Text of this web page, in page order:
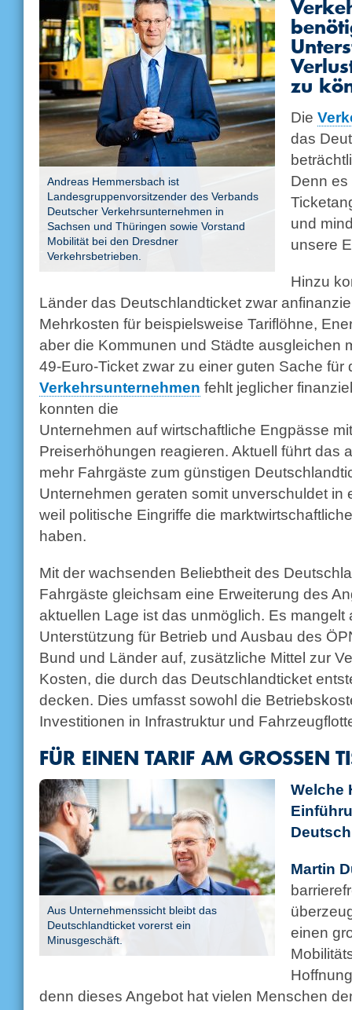
Andreas Hemmersbach ist
Landesgruppenvorsitzender des Verbands
Deutscher Verkehrsunternehmen in
Sachsen und Thüringen sowie Vorstand
Mobilität bei den Dresdner
Verkehrsbetrieben.
zu
Die
das
Denn
und
unsere
Hinzu
Länder das Deutschlandticket zwar
Mehrkosten für beispielsweise Tariflöhne,
aber die Kommunen und Städte ausgleichen
49-Euro-Ticket zwar zu einer guten Sache für
Verkehrsunternehmen fehlt jeglicher
konnten die
Unternehmen auf wirtschaftliche Engpässe
Preiserhöhungen reagieren. Aktuell führt das
mehr Fahrgäste zum günstigen
Unternehmen geraten somit unverschuldet in
weil politische Eingriffe die
haben.
Mit der wachsenden Beliebtheit des
Fahrgäste gleichsam eine Erweiterung des
aktuellen Lage ist das unmöglich. Es mangelt
Unterstützung für Betrieb und Ausbau des
Bund und Länder auf, zusätzliche Mittel zur
Kosten, die durch das Deutschlandticket
decken. Dies umfasst sowohl die
Investitionen in Infrastruktur und
FÜR EINEN TARIF AM GROSSEN
Aus Unternehmenssicht bleibt das
Deutschlandticket vorerst ein
Minusgeschäft.
Welche
Martin
einen
denn dieses Angebot hat vielen Menschen